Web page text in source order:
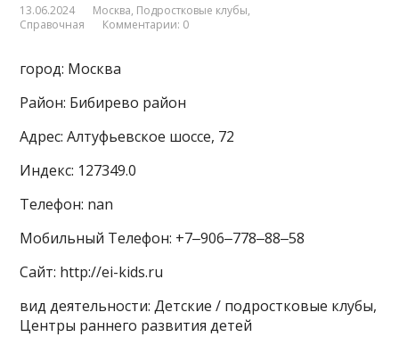
13.06.2024 Москва, Подростковые клубы,
Справочная
Комментарии: 0
город: Москва
Район: Бибирево район
Адрес: Алтуфьевское шоссе, 72
Индекс: 127349.0
Телефон: nan
Мобильный Телефон: +7‒906‒778‒88‒58
Сайт: http://ei-kids.ru
вид деятельности: Детские / подростковые клубы,
Центры раннего развития детей